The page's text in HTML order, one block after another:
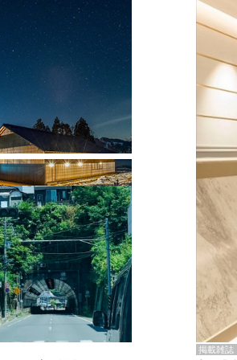
掲載雑誌
「アールデコとモダニズ
ック」』のレポート記事が